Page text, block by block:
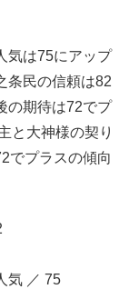
気は75にアップ
条民の信頼は82
の期待は72でプ
と大神様の契り
でプラスの傾向
気 ／ 75